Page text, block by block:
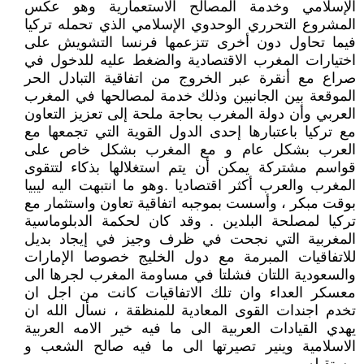
الإسلامي وخدمة المصالح الاستعمارية وهو عكس
المشروع التحرري الوحدوي الإسلامي الذي تحمله تركيا
فيما تحاول دون أخرى تتزعمها فرنسا التشويش على
اختيارات المغرب الاقتصادية والضغط عليه للدخول في
صراع مع أنقرة عبر الخروج من اتفاقية التبادل الحر
الموقعة بين الجانبين وذلك خدمة لمصالحها في المغرب
العربي وأن دولة المغرب بحاجة ملحة إلى تعزيز التعاون
مع تركيا باعتبارها إحدى الدول القوية التي تجمعها مع
العرب بشكل عام و مع المغرب بشكل خاص على
قواسم مشتركة يمكن أن يتم استغلالها بذكاء لتتقوى
المغرب والعرب أكثر اقتصاديا .وهو ما انتبهت اليه ليبيا
بوقت مبكر ، وأسست بموجبه اتفاقية تعاون واستثمار مع
تركيا لمصلحة البلدين . وقد كان لحكمة الدبلوماسية
المغربية التي نجحت في ظرف وجيز في إيجاد بديل
للاتفاقيات المبرمة مع دول الخليج خصوصا الإمارات
والسعودية اللتان فشلتا في مساومة المغرب لجرها الى
معسكر العداء وان تلك الاتفاقيات كانت من اجل ان
تخدم اجندات القوى المعادية للمنظقة ، نسأل الله ان
يهدي القيادات العربية الى ما فيه خير الامه العربية
الاسلامية وينير تصيرتها الى ما فيه صالح الشعب و